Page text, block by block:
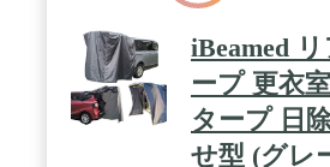
と連結してカーサイドリビングと
す。タープとして、キャンプ用、
野外活動用、天台用、駐車場用
用できます。圧迫感のない、新構
保した軽量タープです、5～8人に
ードなサイズです。
iBeamed
ープ 更衣
タープ 日
せ型 (グレ